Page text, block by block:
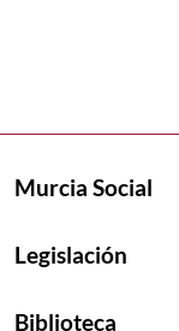
Murcia Social
Legislación
Biblioteca